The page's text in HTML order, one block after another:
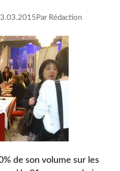
Par Rédaction
de son volume sur les